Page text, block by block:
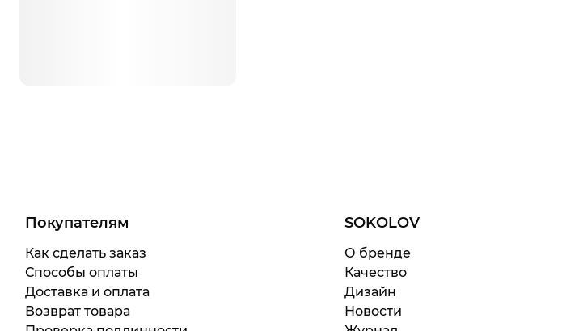
Покупателям
Как сделать заказ
Способы оплаты
Доставка и оплата
Возврат товара
SOKOLOV
О бренде
Качество
Дизайн
Новости